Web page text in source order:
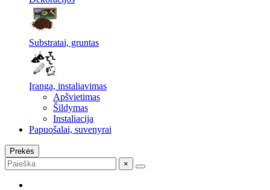
Substratai, gruntas
Įranga, instaliavimas
Apšvietimas
Šildymas
Instaliacija
Papuošalai, suvenyrai
Prekės
×